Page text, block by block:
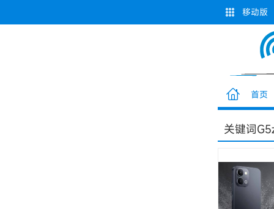
移动版
首页
关键词